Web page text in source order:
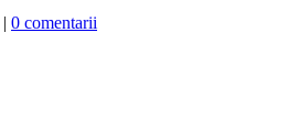
| 0 comentarii